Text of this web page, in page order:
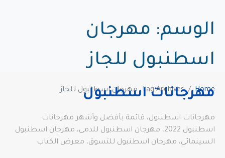
الوسم: مهرجان
اسطنبول للجاز
Home Tag Archives: مهرجان اسطنبول للجاز
مهرجانات اسطنبول
مهرجانات اسطنبول، قائمة بأفضل وأشهر مهرجانات
اسطنبول 2022، مهرجان اسطنبول للدمى، مهرجان اسطنبول
السينمائي، مهرجان اسطنبول للتسوق، معرض الكتاب